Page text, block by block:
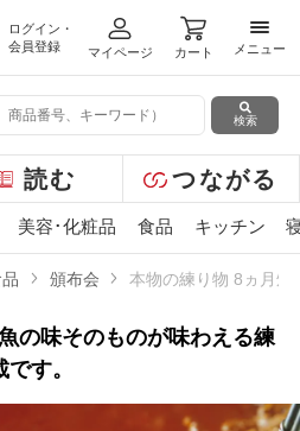
ログイン・
会員登録
マイページ カート
メニ
メニュー
検索
読む つながる
美容･化粧品 食品 キッチン
頒布会 本物の練り物 8ヵ月頒
の味そのものが味わえる練
す。